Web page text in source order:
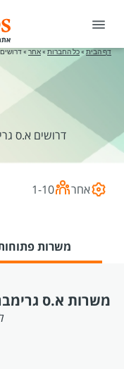
דף הבית »כל החברות »אחר »
דרושים א.ס
אחר 1-10
משרות
משרות א.ס